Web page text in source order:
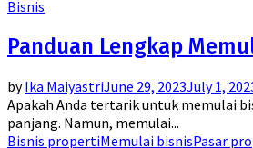
Bisnis
Panduan Lengkap
byIka MaiyastriJune 29, 2023July 1,
Apakah Anda tertarik untuk memulai
panjang. Namun, memulai...
Bisnis propertiMemulai bisnisPasar